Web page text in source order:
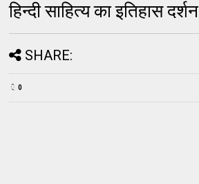
हिन्दी साहित्य का इतिहास दर्शन
SHARE:
0